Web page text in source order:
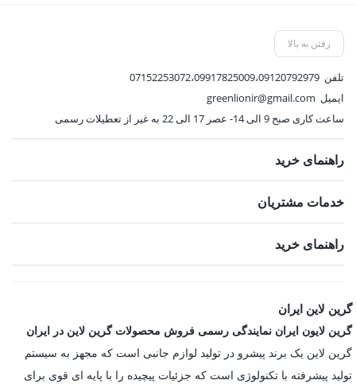
9,270,000 تومان.
رفتن به بالا
تلفن 07152253072،09917825009،09120792979
ایمیل greenlionir@gmail.com
ساعت کاری صبح 9 الی 14- عصر 17 الی 22 به غیر از تعطیلات رسمی
راهنمای خرید
خدمات مشتریان
راهنمای خرید
گرین لاین ایران
گرین لایون ایران نمایندگی رسمی فروش محصولات گرین لاین در ایران
گرین لاین یک برند پیشرو در تولید لوازم جانبی است که مجهز به سیستم
تولید پیشرفته با تکنولوژی است که جزئیات پیچیده را با پایه ای قوی برای